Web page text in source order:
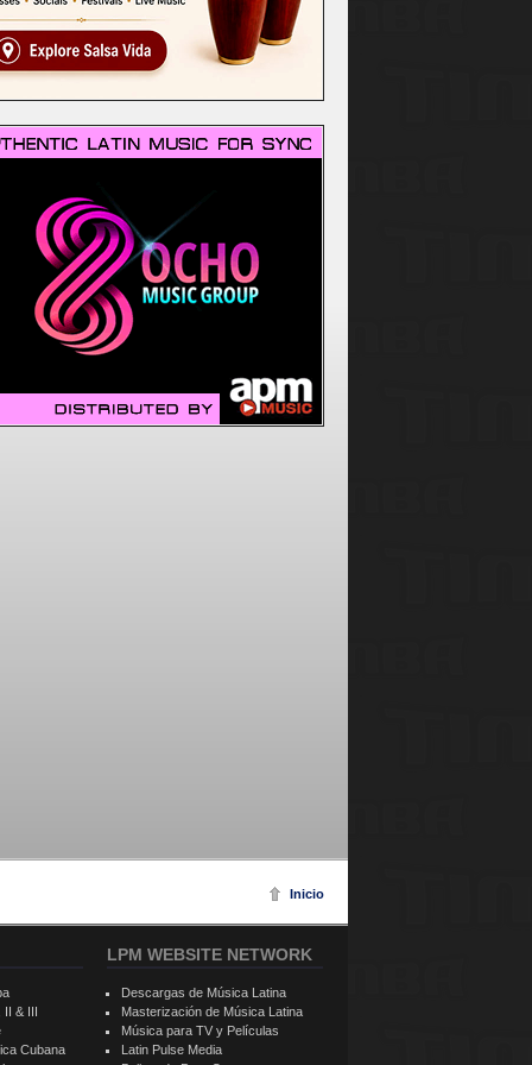
Inicio
II & III
Cubana
LPM WEBSITE NETWORK
Descargas de Música Latina
Masterización de Música Latina
Música para TV y Películas
Latin Pulse Media